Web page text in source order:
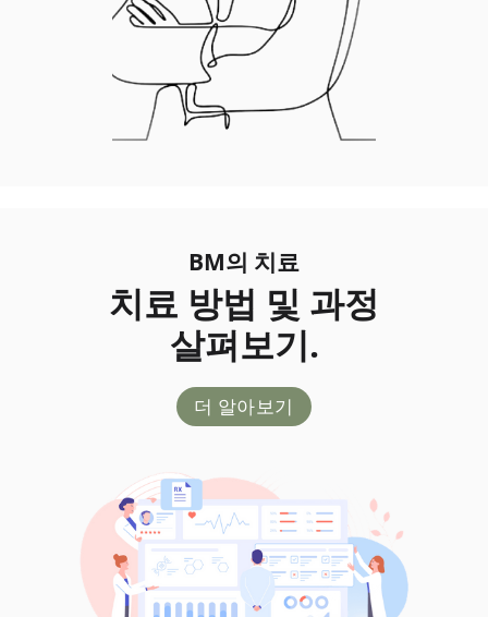
BM의 치료
치료 방법 및 과정
살펴보기.
더 알아보기